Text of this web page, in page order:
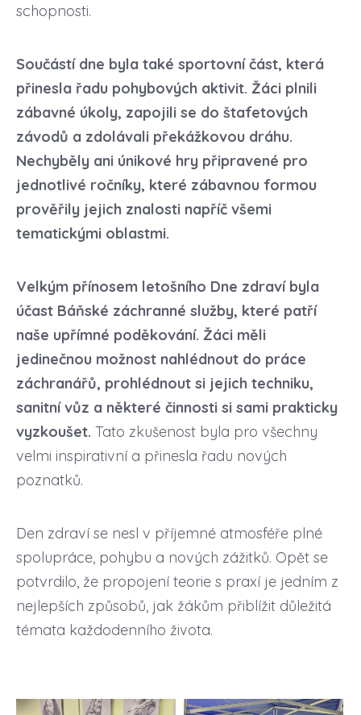
schopnosti.
Součástí dne byla také sportovní část, která
přinesla řadu pohybových aktivit. Žáci plnili
zábavné úkoly, zapojili se do štafetových
závodů a zdolávali překážkovou dráhu.
Nechyběly ani únikové hry připravené pro
jednotlivé ročníky, které zábavnou formou
prověřily jejich znalosti napříč všemi
tematickými oblastmi.
Velkým přínosem letošního Dne zdraví byla
účast Báňské záchranné služby, které patří
naše upřímné poděkování. Žáci měli
jedinečnou možnost nahlédnout do práce
záchranářů, prohlédnout si jejich techniku,
sanitní vůz a některé činnosti si sami prakticky
vyzkoušet. Tato zkušenost byla pro všechny
velmi inspirativní a přinesla řadu nových
poznatků.
Den zdraví se nesl v příjemné atmosféře plné
spolupráce, pohybu a nových zážitků. Opět se
potvrdilo, že propojení teorie s praxí je jedním z
nejlepších způsobů, jak žákům přiblížit důležitá
témata každodenního života.